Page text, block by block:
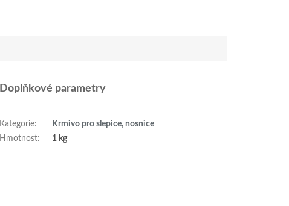
Doplňkové parametry
Kategorie:
Krmivo pro slepice, nosnice
Hmotnost: 1 kg